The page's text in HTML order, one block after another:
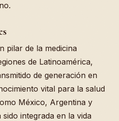
pilar de la medicina
de Latinoamérica,
de generación en
vital para la salud
México, Argentina y
integrada en la vida